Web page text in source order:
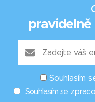
pravidelně
Souhlasím
Souhlasím se